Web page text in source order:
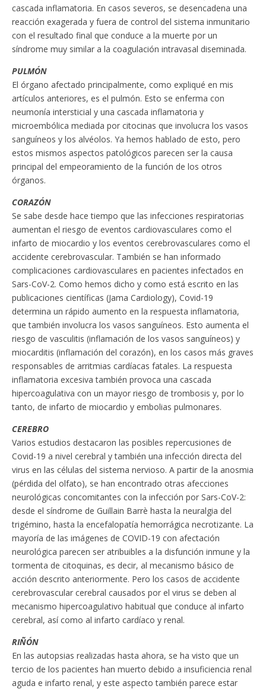
cascada inflamatoria. En casos severos, se desencadena una
reacción exagerada y fuera de control del sistema inmunitario
con el resultado final que conduce a la muerte por un
síndrome muy similar a la coagulación intravasal diseminada.
PULMÓN
El órgano afectado principalmente, como expliqué en mis
artículos anteriores, es el pulmón. Esto se enferma con
neumonía intersticial y una cascada inflamatoria y
microembólica mediada por citocinas que involucra los vasos
sanguíneos y los alvéolos. Ya hemos hablado de esto, pero
estos mismos aspectos patológicos parecen ser la causa
principal del empeoramiento de la función de los otros
órganos.
CORAZÓN
Se sabe desde hace tiempo que las infecciones respiratorias
aumentan el riesgo de eventos cardiovasculares como el
infarto de miocardio y los eventos cerebrovasculares como el
accidente cerebrovascular. También se han informado
complicaciones cardiovasculares en pacientes infectados en
Sars-CoV-2. Como hemos dicho y como está escrito en las
publicaciones científicas (Jama Cardiology), Covid-19
determina un rápido aumento en la respuesta inflamatoria,
que también involucra los vasos sanguíneos. Esto aumenta el
riesgo de vasculitis (inflamación de los vasos sanguíneos) y
miocarditis (inflamación del corazón), en los casos más graves
responsables de arritmias cardíacas fatales. La respuesta
inflamatoria excesiva también provoca una cascada
hipercoagulativa con un mayor riesgo de trombosis y, por lo
tanto, de infarto de miocardio y embolias pulmonares.
CEREBRO
Varios estudios destacaron las posibles repercusiones de
Covid-19 a nivel cerebral y también una infección directa del
virus en las células del sistema nervioso. A partir de la anosmia
(pérdida del olfato), se han encontrado otras afecciones
neurológicas concomitantes con la infección por Sars-CoV-2:
desde el síndrome de Guillain Barrè hasta la neuralgia del
trigémino, hasta la encefalopatía hemorrágica necrotizante. La
mayoría de las imágenes de COVID-19 con afectación
neurológica parecen ser atribuibles a la disfunción inmune y la
tormenta de citoquinas, es decir, al mecanismo básico de
acción descrito anteriormente. Pero los casos de accidente
cerebrovascular cerebral causados ​​por el virus se deben al
mecanismo hipercoagulativo habitual que conduce al infarto
cerebral, así como al infarto cardíaco y renal.
RIÑÓN
En las autopsias realizadas hasta ahora, se ha visto que un
tercio de los pacientes han muerto debido a insuficiencia renal
aguda e infarto renal, y este aspecto también parece estar